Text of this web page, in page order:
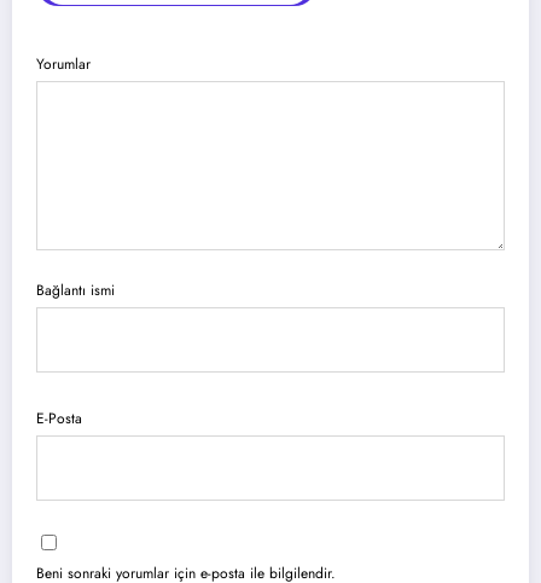
Yorumlar
Bağlantı ismi
E-Posta
Beni sonraki yorumlar için e-posta ile bilgilendir.